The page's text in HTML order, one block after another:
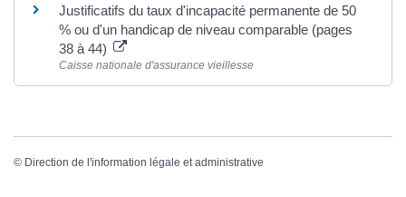
Justificatifs du taux d'incapacité permanente de 50
% ou d'un handicap de niveau comparable (pages
38 à 44)
Caisse nationale d'assurance vieillesse
© Direction de l'information légale et administrative